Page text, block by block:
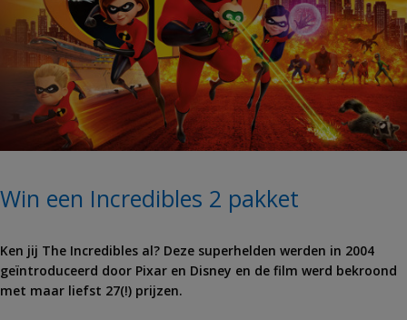
Win een Incredibles 2 pakket
Ken jij The Incredibles al? Deze superhelden werden in 2004
geïntroduceerd door Pixar en Disney en de film werd bekroond
met maar liefst 27(!) prijzen.